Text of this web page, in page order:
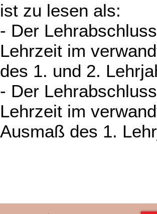
ist zu lesen als:
- Der
Lehrzeit im
des 1. und 2.
- Der
Lehrzeit im
Ausmaß des 1.